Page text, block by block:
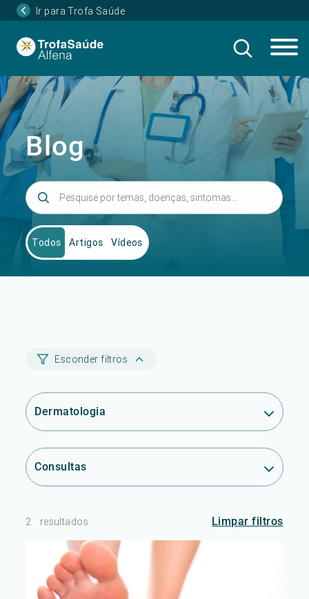
Ir para Trofa Saúde
Blog
Todos Artigos Vídeos
Esconder filtros
Dermatologia
Consultas
2 resultados Limpar filtros